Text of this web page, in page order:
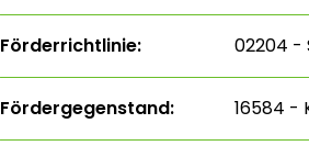
Förderrichtlinie: 02204 -
Fördergegenstand: 16584 -